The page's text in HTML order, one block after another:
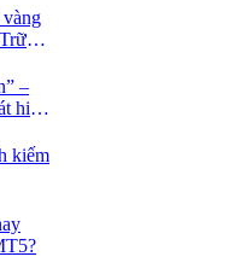
–
hiệu
kiếm